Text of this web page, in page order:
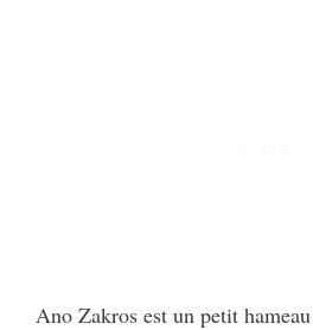
Ano Zakros est un petit